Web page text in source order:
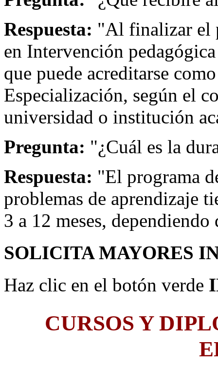
Respuesta: "Al finalizar el
en Intervención
que puede acreditarse
Especialización, según el
universidad o institución
Pregunta: "¿Cuál es la
Respuesta: "El programa
problemas de aprendizaje
3 a 12 meses,
SOLICITA MAYORES
Haz clic en el botón verde
CURSOS Y